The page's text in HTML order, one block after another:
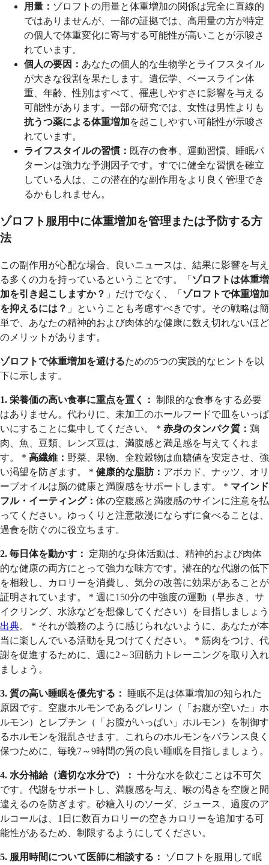
用量： ゾロフトの用量と体重増加の関係は完全に直線的
ではありませんが、一部の証拠では、高用量の方が特定
の個人で体重変化に寄与する可能性が高いことが示唆さ
れています。
個人の要因： あなたの個人的な生物学とライフスタイル
が大きな役割を果たします。遺伝学、ベースライン体
重、年齢、性別はすべて、罹患しやすさに影響を与える
可能性があります。一部の研究では、女性は男性よりも
抗うつ薬による体重増加を起こしやすい可能性が示唆さ
れています。
ライフスタイルの習慣： 既存の食事、運動習慣、睡眠パ
ターンは強力な予測因子です。すでに健全な習慣を確立
している人は、この潜在的な副作用をより良く管理でき
るかもしれません。
ゾロフト服用中に体重増加を管理または予防する方
法
この副作用が心配な場合、良いニュースは、結果に影響を与え
る多くの力を持っているということです。「 ゾロフトは体重増
加を引き起こしますか？ 」だけでなく、「 ゾロフトで体重増加
を抑えるには？ 」ということも考慮すべきです。その戦略は簡
単で、あなたの精神的および肉体的な健康に数え切れないほど
のメリットがあります。
ゾロフトで体重増加を避けるための5つの実践的なヒントを以
下に示します。
1. 栄養価の高い食事に重点を置く： 制限的な食事をする必要
はありません。代わりに、未加工のホールフードで皿をいっぱ
いにすることに集中してください。 * 赤身のタンパク質： 鶏
肉、魚、豆類、レンズ豆は、満腹感と満足感を与えてくれま
す。 * 高繊維： 野菜、果物、全粒穀物は血糖値を安定させ、強
い渇望を防ぎます。 * 健康的な脂肪： アボカド、ナッツ、オリ
ーブオイルは脳の健康と満腹感をサポートします。 * マインド
フル・イーティング： 体の空腹感と満腹感のサインに注意を払
ってください。ゆっくりと注意散漫にならずに食べることは、
過食を防ぐのに役立ちます。
2. 毎日体を動かす：
定期的な身体活動は、精神的および肉体
的な健康の両方にとって強力な味方です。潜在的な代謝の低下
を相殺し、カロリーを消費し、気分の改善に効果があることが
証明されています。 * 週に150分の中強度の運動（早歩き、サ
イクリング、水泳などを想像してください）を目指しましょう
出典。 * それが義務のように感じられないように、あなたが本
当に楽しんでいる活動を見つけてください。 * 筋肉をつけ、代
謝を促進するために、週に2～3回筋力トレーニングを取り入れ
ましょう。
3. 質の高い睡眠を優先する：
睡眠不足は体重増加の知られた
原因です。空腹ホルモンであるグレリン（「お腹が空いた」ホ
ルモン）とレプチン（「お腹がいっぱい」ホルモン）を制御す
るホルモンを混乱させます。これらのホルモンをバランス良く
保つために、毎晩7～9時間の質の良い睡眠を目指しましょう。
4. 水分補給（適切な水分で）： 十分な水を飲むことは不可欠
です。代謝をサポートし、満腹感を与え、喉の渇きを空腹と間
違えるのを防ぎます。砂糖入りのソーダ、ジュース、過度のア
ルコールは、1日に数百カロリーの空きカロリーを追加する可
能性があるため、制限するようにしてください。
5. 服用時間について医師に相談する：
ゾロフトを服用して眠